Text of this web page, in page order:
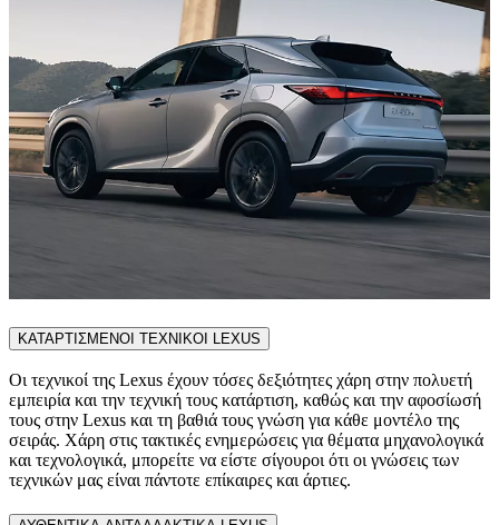
ΚΑΤΑΡΤΙΣΜΕΝΟΙ ΤΕΧΝΙΚΟΙ LEXUS
Οι τεχνικοί της Lexus έχουν τόσες δεξιότητες χάρη στην πολυετή
εμπειρία και την τεχνική τους κατάρτιση, καθώς και την αφοσίωσή
τους στην Lexus και τη βαθιά τους γνώση για κάθε μοντέλο της
σειράς. Χάρη στις τακτικές ενημερώσεις για θέματα μηχανολογικά
και τεχνολογικά, μπορείτε να είστε σίγουροι ότι οι γνώσεις των
τεχνικών μας είναι πάντοτε επίκαιρες και άρτιες.